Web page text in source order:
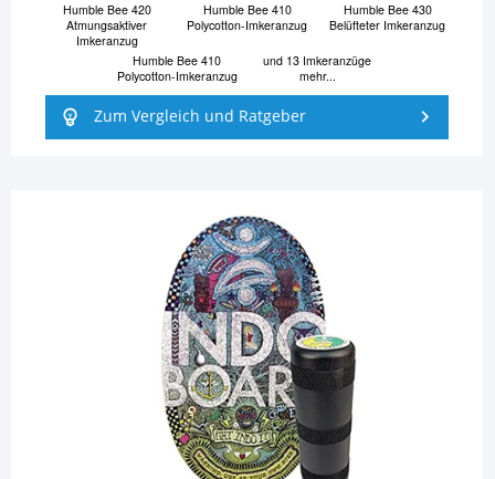
Humble Bee 420
Atmungsaktiver
Imkeranzug
Humble Bee 410
Polycotton-Imkeranzug
Humble Bee 430
Belüfteter Imkeranzug
Humble Bee 410
Polycotton-Imkeranzug
und 13 Imkeranzüge
mehr...
Zum Vergleich und Ratgeber